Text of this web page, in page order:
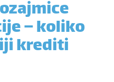
– koliko
krediti